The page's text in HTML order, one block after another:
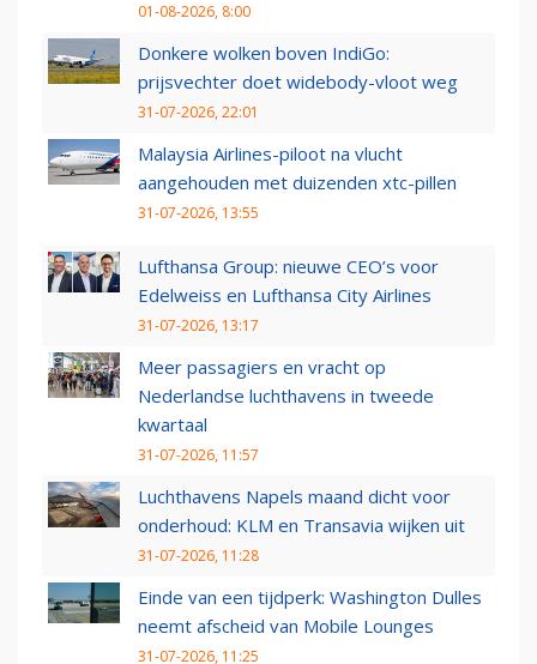
01-08-2026, 8:00
Donkere wolken boven IndiGo:
prijsvechter doet widebody-vloot weg
31-07-2026, 22:01
Malaysia Airlines-piloot na vlucht
aangehouden met duizenden xtc-pillen
31-07-2026, 13:55
Lufthansa Group: nieuwe CEO’s voor
Edelweiss en Lufthansa City Airlines
31-07-2026, 13:17
Meer passagiers en vracht op
Nederlandse luchthavens in tweede
kwartaal
31-07-2026, 11:57
Luchthavens Napels maand dicht voor
onderhoud: KLM en Transavia wijken uit
31-07-2026, 11:28
Einde van een tijdperk: Washington Dulles
neemt afscheid van Mobile Lounges
31-07-2026, 11:25